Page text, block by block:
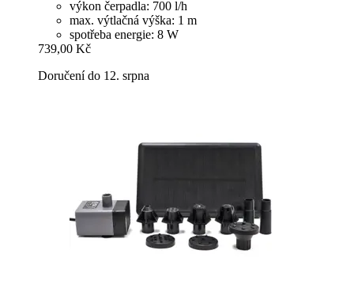
výkon čerpadla: 700 l/h
max. výtlačná výška: 1 m
spotřeba energie: 8 W
739,00 Kč
Doručení do 12. srpna